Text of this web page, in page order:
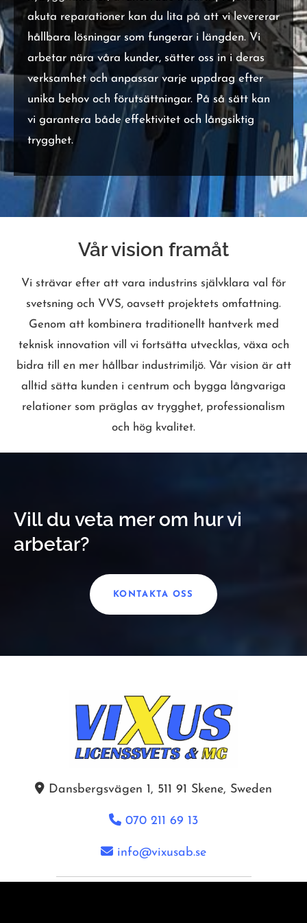
akuta reparationer kan du lita på att vi levererar
hållbara lösningar som fungerar i längden. Vi
arbetar nära våra kunder, sätter oss in i deras
verksamhet och anpassar varje uppdrag efter
unika behov och förutsättningar. På så sätt kan
vi garantera både effektivitet och långsiktig
trygghet.
Vår vision framåt
Vi strävar efter att vara industrins självklara val för
svetsning och VVS, oavsett projektets omfattning.
Genom att kombinera traditionellt hantverk med
teknisk innovation vill vi fortsätta utvecklas, växa och
bidra till en mer hållbar industrimiljö. Vår vision är att
alltid sätta kunden i centrum och bygga långvariga
relationer som präglas av trygghet, professionalism
och hög kvalitet.
Vill du veta mer om hur vi
arbetar?
KONTAKTA OSS
 Dansbergsvägen 1, 511 91 Skene, Sweden
 070 211 69 13
 info@vixusab.se